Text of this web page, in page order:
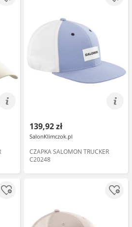
139,92 zł
SalonKlimczok.pl
CZAPKA SALOMON TRUCKER
C20248